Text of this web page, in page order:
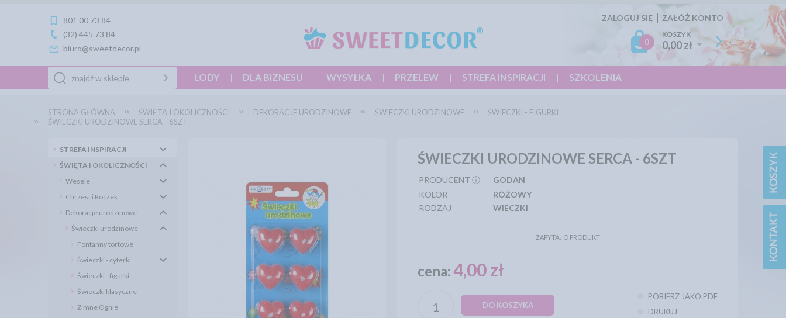
801 00 73 84
(32) 445 73 84
biuro@sweetdecor.pl
ZALOGUJ SIĘ ZAŁÓŻ KONTO
0
KOSZYK
0,00 zł
LODY DLA BIZNESU WYSYŁKA PRZELEW STREFA INSPIRACJI SZKOLENIA
STRONA GŁÓWNA ŚWIĘTA I OKOLICZNOŚCI DEKORACJE URODZINOWE ŚWIECZKI URODZINOWE
ŚWIECZKI - FIGURKI
ŚWIECZKI URODZINOWE SERCA - 6SZT
STREFA INSPIRACJI
ŚWIĘTA I OKOLICZNOŚCI
Wesele
Chrzest i Roczek
Dekoracje urodzinowe
Świeczki urodzinowe
Fontanny tortowe
Świeczki - cyferki
Świeczki - figurki
Świeczki klasyczne
Zimne Ognie
ŚWIECZKI URODZINOWE SERCA - 6SZT
PRODUCENT ⓘ
GODAN
KOLOR
RÓŻOWY
RODZAJ
WIECZKI
ZAPYTAJ O PRODUKT
cena:4,00 zł
DO KOSZYKA
POBIERZ JAKO PDF
DRUKUJ